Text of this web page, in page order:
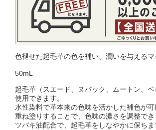
色褪せた起毛革の色を補い、潤いを与えるマ
50mL
起毛革（スエード、ヌバック、ムートン、
使用できます。
水性染料で革本来の色味を活かした補色が可
重ね塗りすることで、色味の濃さを調整でき
ツバキ油配合で、起毛革をしなやかに保ちま